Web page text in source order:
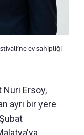
ev sahipliği
Nuri Ersoy,
ayrı bir yere